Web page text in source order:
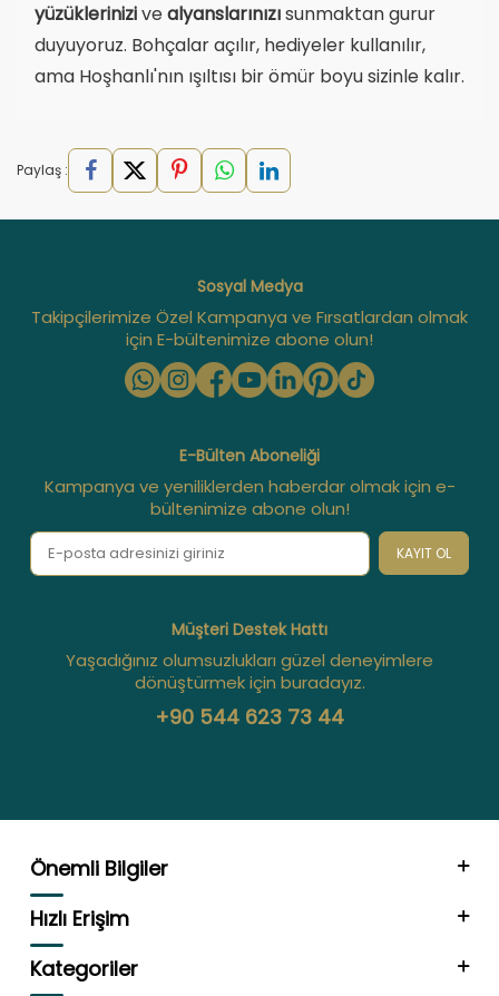
yüzüklerinizivealyanslarınızısunmaktan gurur
duyuyoruz. Bohçalar açılır, hediyeler kullanılır,
ama Hoşhanlı'nın ışıltısı bir ömür boyu sizinle kalır.
Paylaş :
Sosyal Medya
Takipçilerimize Özel Kampanya ve Fırsatlardan olmak
için E-bültenimize abone olun!
E-Bülten Aboneliği
Kampanya ve yeniliklerden haberdar olmak için e-
bültenimize abone olun!
KAYIT OL
Müşteri Destek Hattı
Yaşadığınız olumsuzlukları güzel deneyimlere
dönüştürmek için buradayız.
+90 544 623 73 44
Önemli Bilgiler
Hızlı Erişim
Kategoriler